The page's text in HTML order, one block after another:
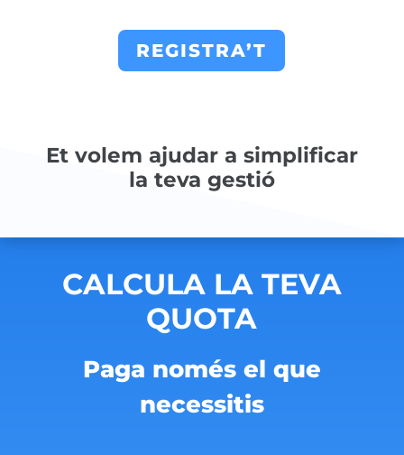
REGISTRA’T
Et volem ajudar a simplificar
la teva gestió
CALCULA LA TEVA
QUOTA
Paga només el que
necessitis